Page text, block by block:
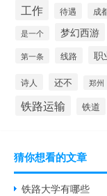
工作 待遇 成
是一个 梦幻西游
第一条 线路 职
诗人 还不 郑州
铁路运输 铁道
猜你想看的文章
铁路大学有哪些